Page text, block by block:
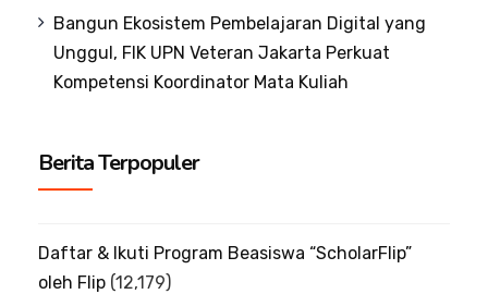
Bangun Ekosistem Pembelajaran Digital yang
Unggul, FIK UPN Veteran Jakarta Perkuat
Kompetensi Koordinator Mata Kuliah
Berita Terpopuler
Daftar & Ikuti Program Beasiswa “ScholarFlip”
oleh Flip (12,179)